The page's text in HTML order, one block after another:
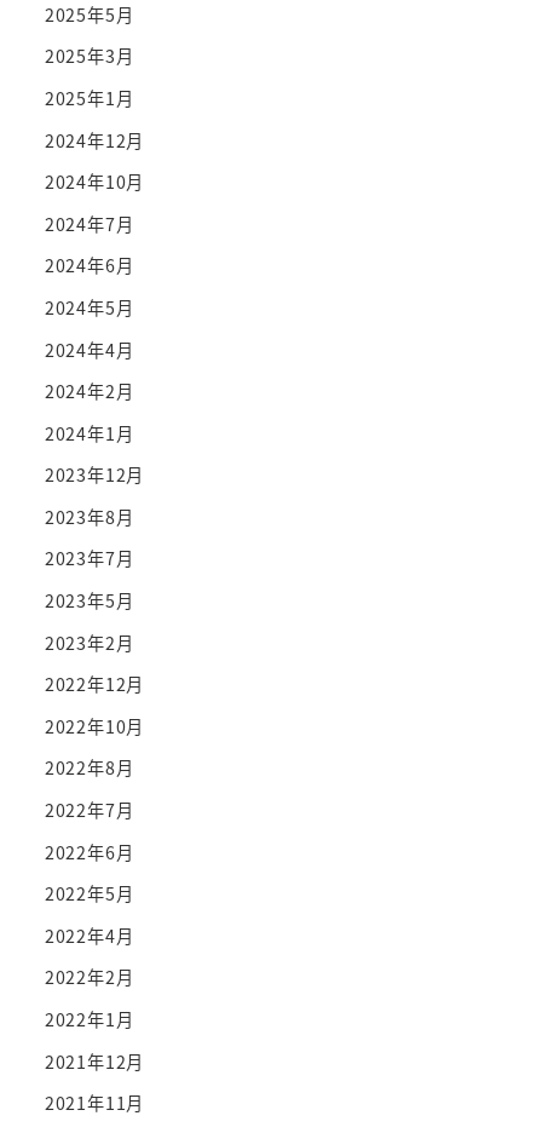
2025年5月
2025年3月
2025年1月
2024年12月
2024年10月
2024年7月
2024年6月
2024年5月
2024年4月
2024年2月
2024年1月
2023年12月
2023年8月
2023年7月
2023年5月
2023年2月
2022年12月
2022年10月
2022年8月
2022年7月
2022年6月
2022年5月
2022年4月
2022年2月
2022年1月
2021年12月
2021年11月